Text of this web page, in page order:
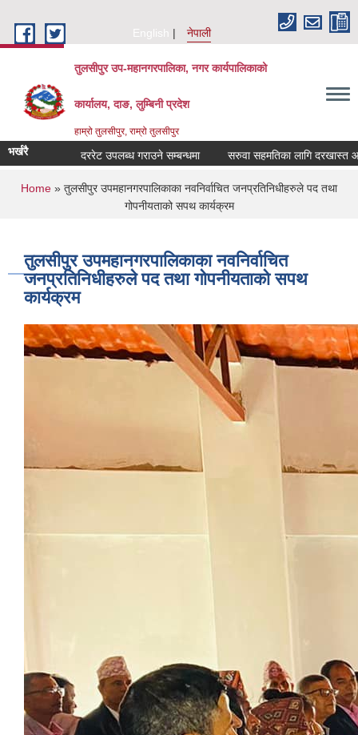
English
नेपाली
तुलसीपुर उप-महानगरपालिका, नगर कार्यपालिकाको
कार्यालय, दाङ, लुम्बिनी प्रदेश
हाम्रो तुलसीपुर, राम्रो तुलसीपुर
भर्खरै दररेट उपलब्ध गराउने सम्बन्धमा सरुवा सहमतिका लागि दरखास्त
You are here
Home » तुलसीपुर उपमहानगरपालिकाका नवनिर्वाचित जनप्रतिनिधीहरुले पद तथा
गोपनीयताको सपथ कार्यक्रम
तुलसीपुर उपमहानगरपालिकाका नवनिर्वाचित
जनप्रतिनिधीहरुले पद तथा गोपनीयताको सपथ
कार्यक्रम